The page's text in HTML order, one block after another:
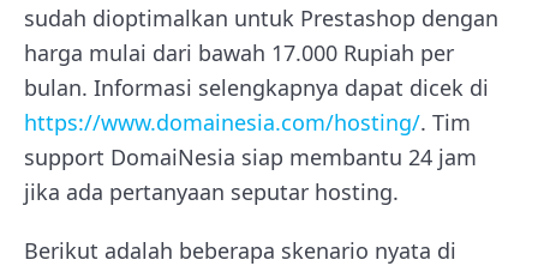
sudah dioptimalkan untuk Prestashop dengan
harga mulai dari bawah 17.000 Rupiah per
bulan. Informasi selengkapnya dapat dicek di
https://www.domainesia.com/hosting/. Tim
support DomaiNesia siap membantu 24 jam
jika ada pertanyaan seputar hosting.
Berikut adalah beberapa skenario nyata di